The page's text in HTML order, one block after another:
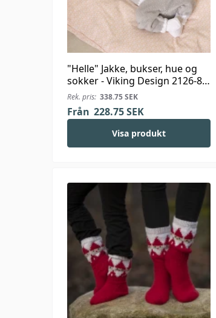
"Helle" Jakke, bukser, hue og
sokker - Viking Design 2126-8
Kit - 1-24 Mdr. - Viking Bambino
Rek. pris: 338.75SEK
Från 228.75SEK
Visa produkt